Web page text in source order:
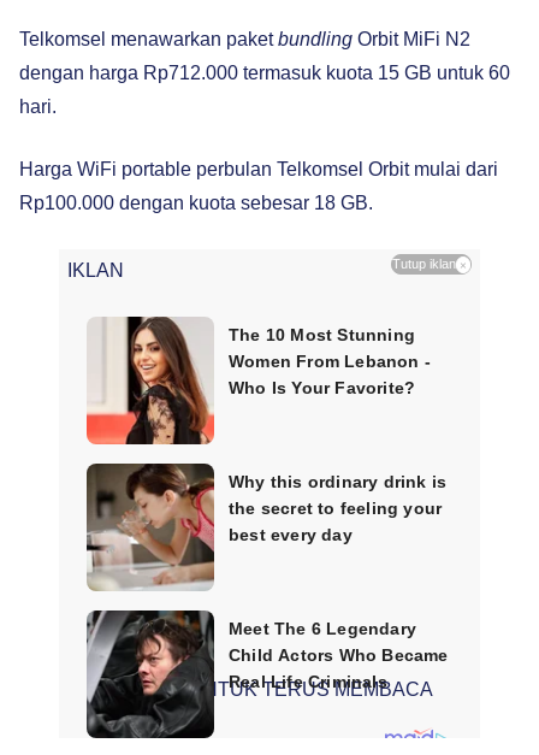
Telkomsel menawarkan paketbundling Orbit MiFi N2
dengan harga Rp712.000 termasuk kuota 15 GB untuk 60
hari.
Harga WiFi portable perbulan Telkomsel Orbit mulai dari
Rp100.000 dengan kuota sebesar 18 GB.
IKLAN Tutup iklan ×
SCROLL UNTUK TERUS MEMBACA